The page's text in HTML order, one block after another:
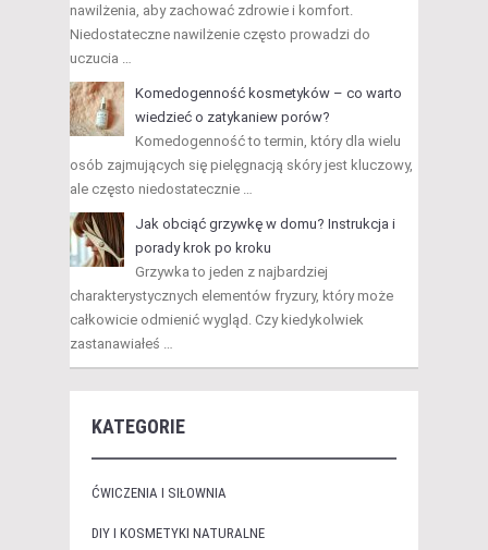
nawilżenia, aby zachować zdrowie i komfort.
Niedostateczne nawilżenie często prowadzi do
uczucia …
Komedogenność kosmetyków – co warto
wiedzieć o zatykaniew porów?
Komedogenność to termin, który dla wielu
osób zajmujących się pielęgnacją skóry jest kluczowy,
ale często niedostatecznie …
Jak obciąć grzywkę w domu? Instrukcja i
porady krok po kroku
Grzywka to jeden z najbardziej
charakterystycznych elementów fryzury, który może
całkowicie odmienić wygląd. Czy kiedykolwiek
zastanawiałeś …
KATEGORIE
ĆWICZENIA I SIŁOWNIA
DIY I KOSMETYKI NATURALNE